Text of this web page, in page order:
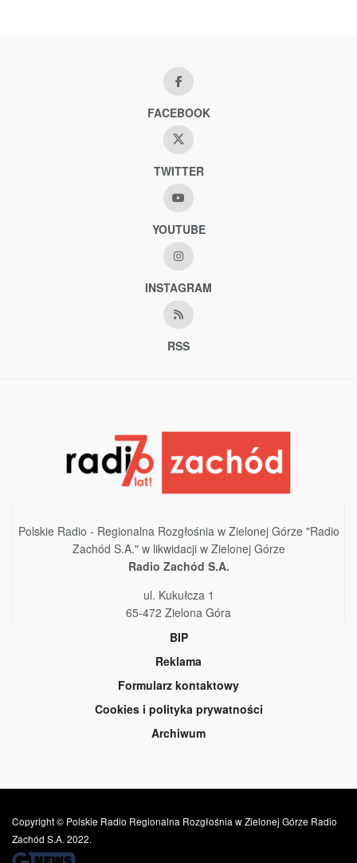
FACEBOOK
TWITTER
YOUTUBE
INSTAGRAM
RSS
Polskie Radio - Regionalna Rozgłośnia w Zielonej Górze "Radio
Zachód S.A." w likwidacji w Zielonej Górze
Radio Zachód S.A.
ul. Kukułcza 1
65-472 Zielona Góra
BIP
Reklama
Formularz kontaktowy
Cookies i polityka prywatności
Archiwum
Copyright © Polskie Radio Regionalna Rozgłośnia w Zielonej Górze Radio
Zachód S.A. 2022.